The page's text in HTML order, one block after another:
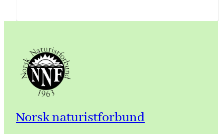
Norsk naturistforbund